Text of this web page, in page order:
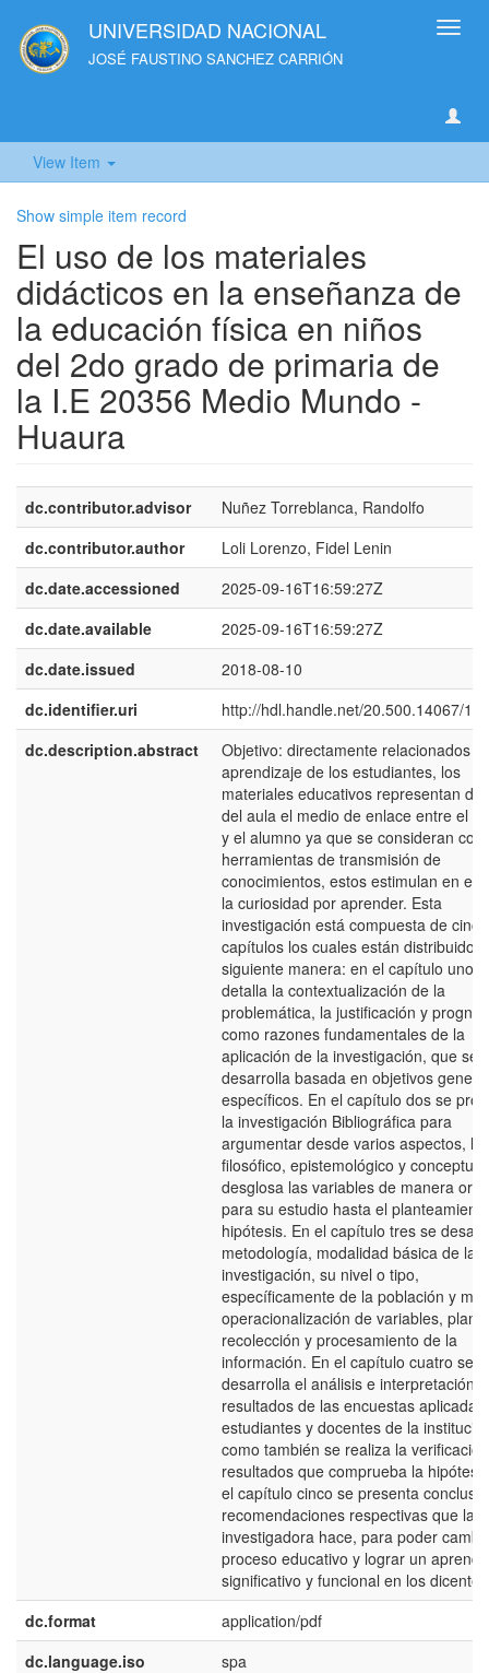
UNIVERSIDAD NACIONAL
JOSÉ FAUSTINO SANCHEZ CARRIÓN
View Item
Show simple item record
El uso de los materiales
didácticos en la enseñanza de
la educación física en niños
del 2do grado de primaria de
la I.E 20356 Medio Mundo -
Huaura
dc.contributor.advisor
Nuñez Torreblanca, Randolfo
dc.contributor.author
Loli Lorenzo, Fidel Lenin
dc.date.accessioned
2025-09-16T16:59:27Z
dc.date.available
2025-09-16T16:59:27Z
dc.date.issued
2018-08-10
dc.identifier.uri
http://hdl.handle.net/20.500.14067/
dc.description.abstract
Objetivo: directamente relacionados
aprendizaje de los estudiantes, los
materiales educativos representan
del aula el medio de enlace entre el
y el alumno ya que se consideran
herramientas de transmisión de
conocimientos, estos estimulan en el
la curiosidad por aprender. Esta
investigación está compuesta de cinco
capítulos los cuales están distribuidos
siguiente manera: en el capítulo uno
detalla la contextualización de la
problemática, la justificación y
como razones fundamentales de la
aplicación de la investigación, que se
desarrolla basada en objetivos
específicos. En el capítulo dos se
la investigación Bibliográfica para
argumentar desde varios aspectos, lo
filosófico, epistemológico y
desglosa las variables de manera
para su estudio hasta el
hipótesis. En el capítulo tres se
metodología, modalidad básica de la
investigación, su nivel o tipo,
específicamente de la población y
operacionalización de variables, plan
recolección y procesamiento de la
información. En el capítulo cuatro se
desarrolla el análisis e interpretación
resultados de las encuestas aplicadas
estudiantes y docentes de la
como también se realiza la
resultados que comprueba la
el capítulo cinco se presenta
recomendaciones respectivas que la
investigadora hace, para poder
proceso educativo y lograr un
significativo y funcional en los dicentes
dc.format
application/pdf
dc.language.iso
spa